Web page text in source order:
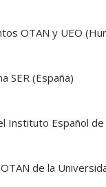
OTAN y UEO
SER (España)
Instituto Español
de la